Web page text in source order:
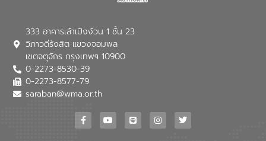
333 อาคารเล้าเป้งง้วน 1 ชั้น 23
วิภาวดีรังสิต แขวงจอมพล
เขตจตุจักร กรุงเทพฯ 10900
0-2273-8530-39
0-2273-8577-79
saraban@wma.or.th